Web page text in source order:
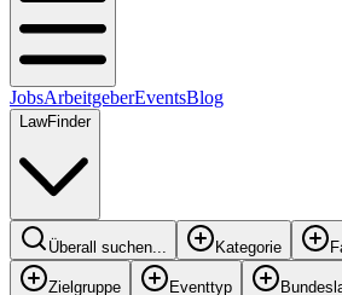
JobsArbeitgeberEventsBlog
LawFinder
Überall suchen... Kategorie
Zielgruppe Eventtyp